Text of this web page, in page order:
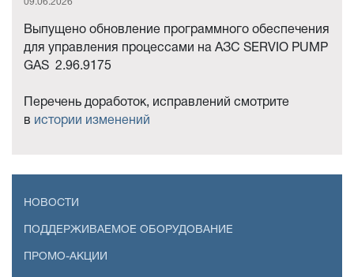
09.06.2026
Выпущено обновление программного обеспечения
для управления процессами на АЗС SERVIO PUMP
GAS 2.96.9175
Перечень доработок, исправлений смотрите
в истории изменений
НОВОСТИ
ПОДДЕРЖИВАЕМОЕ ОБОРУДОВАНИЕ
ПРОМО-АКЦИИ